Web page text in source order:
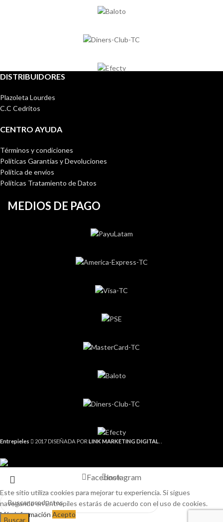
DISTRIBUIDORES
Plazoleta Lourdes
C.C Cedritos
CENTRO AYUDA
Términos y condiciones
Políticas Garantías y Devoluciones
Política de envíos
Políticas Tratamiento de Datos
MEDIOS DE PAGO
Entrepieles 2017 DISEÑADA POR LINK MARKETING DIGITAL
Buscar
FacebookInstagram
Este sitio utiliza cookies para mejorar tu experiencia. Si sigues
navegando en Entrepiles estarás de acuerdo con el uso de cookies.
Más informaciónAcepto